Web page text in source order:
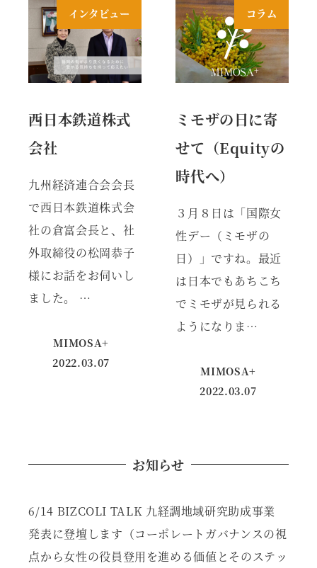
インタビュー
西日本鉄道株式
会社
九州経済連合会会長
で西日本鉄道株式会
社の倉富会長と、社
外取締役の松岡恭子
様にお話をお伺いし
ました。 …
MIMOSA+
投稿日
2022.03.07
コラム
ミモザの日に寄
せて（Equityの
時代へ）
３月８日は「国際女
性デー（ミモザの
日）」ですね。最近
は日本でもあちこち
でミモザが見られる
ようになりま…
MIMOSA+
投稿日
2022.03.07
お知らせ
6/14 BIZCOLI TALK 九経調地域研究助成事業
発表に登壇します（コーポレートガバナンスの視
点から女性の役員登用を進める価値とそのステッ